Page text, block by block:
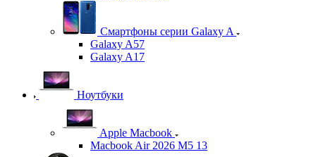
Смартфоны серии Galaxy A
Galaxy A57
Galaxy A17
Ноутбуки
Apple Macbook
Macbook Air 2026 M5 13